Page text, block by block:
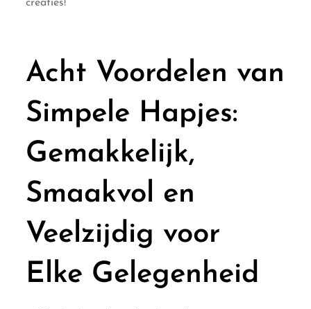
creaties!
Acht Voordelen van
Simpele Hapjes:
Gemakkelijk,
Smaakvol en
Veelzijdig voor
Elke Gelegenheid